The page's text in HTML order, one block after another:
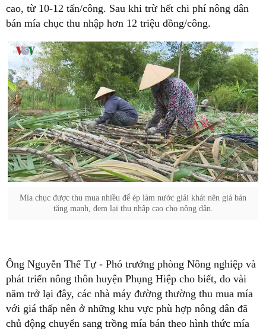
cao, từ 10-12 tấn/công. Sau khi trừ hết chi phí nông dân
bán mía chục thu nhập hơn 12 triệu đồng/công.
Mía chục được thu mua nhiều để ép làm nước giải khát nên giá bán
tăng mạnh, đem lại thu nhập cao cho nông dân.
Ông Nguyễn Thế Tự - Phó trưởng phòng Nông nghiệp và
phát triển nông thôn huyện Phụng Hiệp cho biết, do vài
năm trở lại đây, các nhà máy đường thường thu mua mía
với giá thấp nên ở những khu vực phù hợp nông dân đã
chủ động chuyển sang trồng mía bán theo hình thức mía